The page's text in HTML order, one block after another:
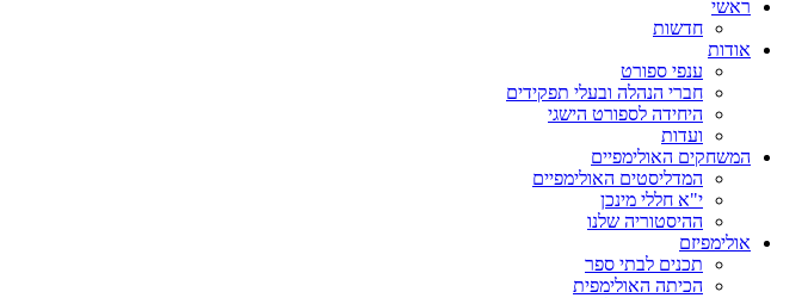
ראשי
חדשות
אודות
ענפי ספורט
חברי הנהלה ובעלי תפקידים
היחידה לספורט הישגי
ועדות
המשחקים האולימפיים
המדליסטים האולימפיים
י"א חללי מינכן
ההיסטוריה שלנו
אולימפיזם
תכנים לבתי ספר
הכיתה האולימפית